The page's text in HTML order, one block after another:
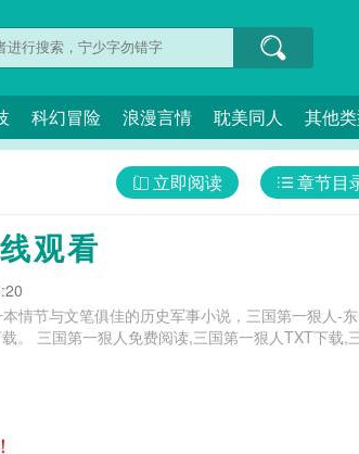
科幻冒险 浪漫言情 耽美同人 其他
章节目
立即阅读
观看
情节与文笔俱佳的历史军事小说，三国第一狠人-
人TXT免